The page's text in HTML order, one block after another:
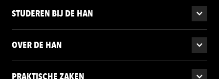
STUDEREN BIJ DE HAN
OVER DE HAN
PRAKTISCHE ZAKEN